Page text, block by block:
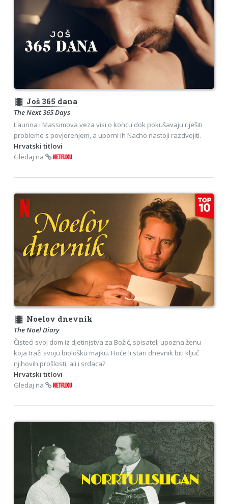
theaters Još 365 dana
The Next 365 Days
Laurina i Massimova veza visi o koncu dok pokušavaju riješiti
probleme s povjerenjem, a uporni ih Nacho nastoji razdvojiti.
Hrvatski titlovi
Gledaj na
NETFLIXU
theaters Noelov dnevnik
The Noel Diary
Čisteći svoj dom iz djetinjstva za Božić, spisatelj upozna ženu
koja traži svoju biološku majku. Hoće li stari dnevnik biti ključ
njihovih prošlosti, ali i srdaca?
Hrvatski titlovi
Gledaj na
NETFLIXU